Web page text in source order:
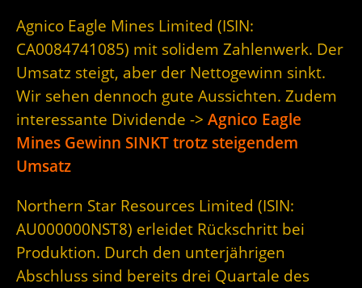
Agnico Eagle Mines Limited (ISIN:
CA0084741085) mit solidem Zahlenwerk. Der
Umsatz steigt, aber der Nettogewinn sinkt.
Wir sehen dennoch gute Aussichten. Zudem
interessante Dividende -> Agnico Eagle
Mines Gewinn SINKT trotz steigendem
Umsatz
Northern Star Resources Limited (ISIN:
AU000000NST8) erleidet Rückschritt bei
Produktion. Durch den unterjährigen
Abschluss sind bereits drei Quartale des